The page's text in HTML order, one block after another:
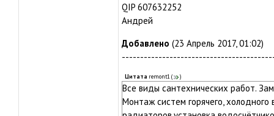
QIP 607632252
Андрей
Добавлено (23 Апрель 2017, 01:02)
Цитата remont1( )
Все виды сантехнических работ.
Монтаж систем горячего,